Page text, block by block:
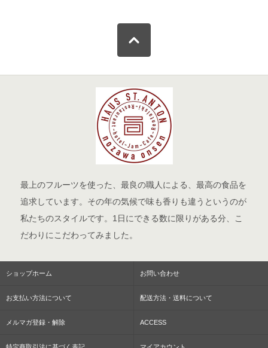
最上のフルーツを使った、最良の職人による、最高の食品を
追求しています。その年の気候で味も香りも違うというのが
私たちのスタイルです。1日にできる数に限りがある分、こ
だわりにこだわってみました。
ショップホーム お問い合わせ
お支払い方法について 配送方法・送料について
メルマガ登録・解除 ACCESS